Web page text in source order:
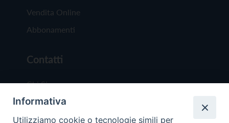
Vendita Online
Abbonamenti
Contatti
Chi Siamo
Redazione
Scrivici
Informativa
Utilizziamo cookie o tecnologie simili per